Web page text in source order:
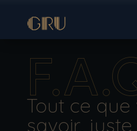
Tout ce
savoir, juste